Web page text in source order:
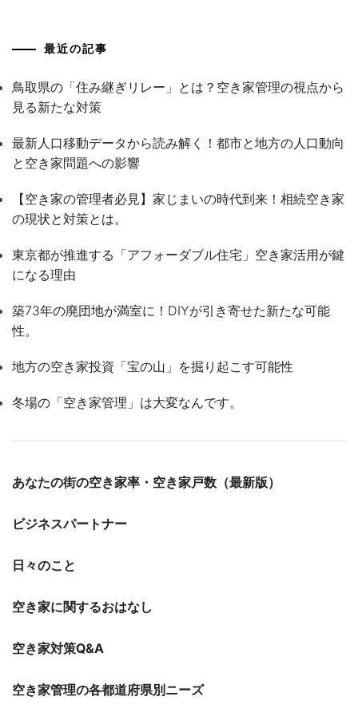
最近の記事
鳥取県の「住み継ぎリレー」とは？空き家管理の視点から
見る新たな対策
最新人口移動データから読み解く！都市と地方の人口動向
と空き家問題への影響
【空き家の管理者必見】家じまいの時代到来！相続空き家
の現状と対策とは。
東京都が推進する「アフォーダブル住宅」空き家活用が鍵
になる理由
築73年の廃団地が満室に！DIYが引き寄せた新たな可能
性。
地方の空き家投資「宝の山」を掘り起こす可能性
冬場の「空き家管理」は大変なんです。
あなたの街の空き家率・空き家戸数（最新版）
ビジネスパートナー
日々のこと
空き家に関するおはなし
空き家対策Q&A
空き家管理の各都道府県別ニーズ